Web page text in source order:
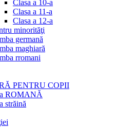
Clasa a 10-a
Clasa a 11-a
Clasa a 12-a
minorităţi
germană
maghiară
rromani
PENTRU COPII
ROMANĂ
străină